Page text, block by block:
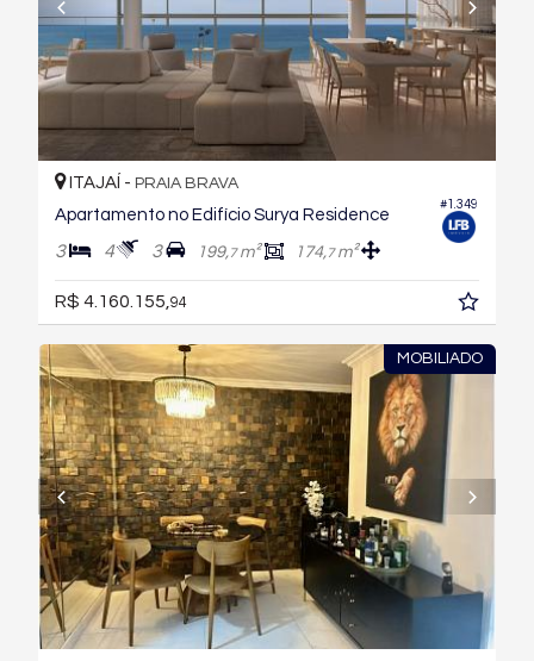
#1.349
ITAJAÍ - PRAIA BRAVA
Apartamento no Edifício Surya Residence
3 4 3 199,7m² 174,7m²
R$ 4.160.155, 94
MOBILIADO